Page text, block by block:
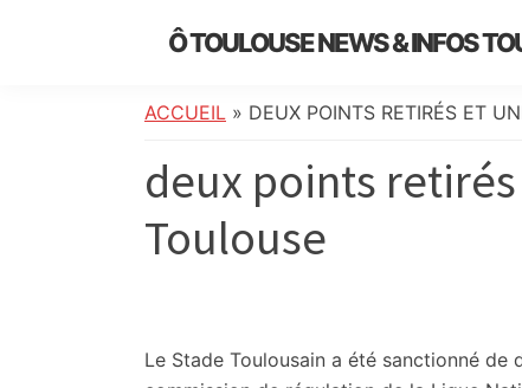
Ô TOULOUSE NEWS & INFOS
de
info
locale,
politique,
météo,
ACCUEIL » DEUX POINTS RETIRÉS ET
deux points
Toulouse
Le Stade Toulousain a été sanctionné